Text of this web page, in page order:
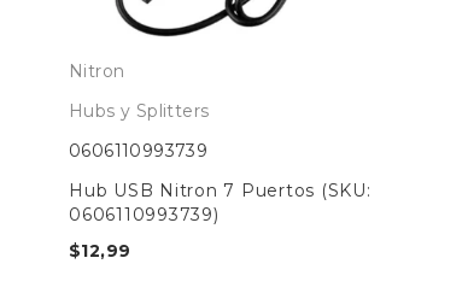
Nitron
Hubs y Splitters
0606110993739
Hub USB Nitron 7 Puertos (SKU:
0606110993739)
$12,99